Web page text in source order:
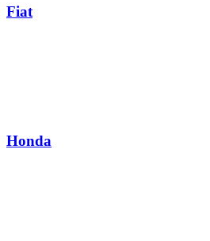
Fiat
Honda